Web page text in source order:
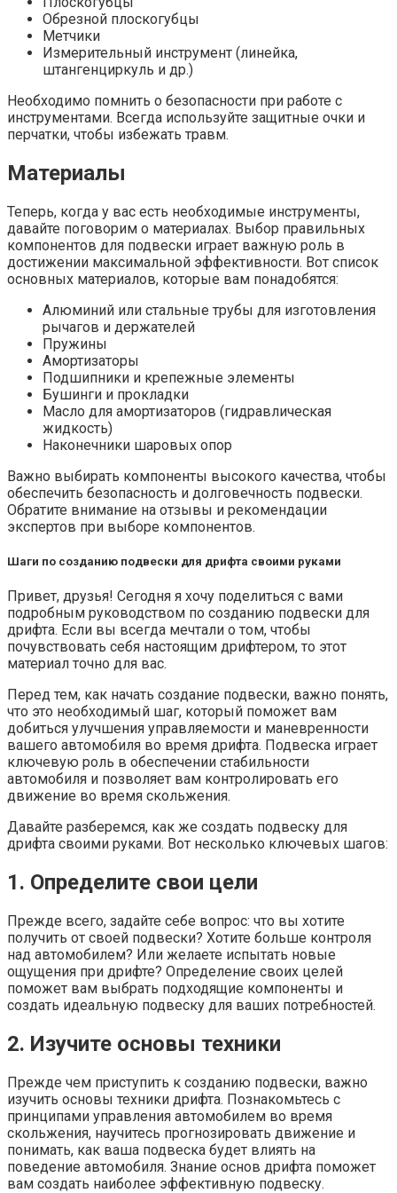
Обрезной плоскогубцы
Метчики
Измерительный инструмент (линейка,
штангенциркуль и др.)
Необходимо помнить о безопасности при работе с
инструментами. Всегда используйте защитные очки и
перчатки, чтобы избежать травм.
Материалы
Теперь, когда у вас есть необходимые инструменты,
давайте поговорим о материалах. Выбор правильных
компонентов для подвески играет важную роль в
достижении максимальной эффективности. Вот список
основных материалов, которые вам понадобятся:
Алюминий или стальные трубы для изготовления
рычагов и держателей
Пружины
Амортизаторы
Подшипники и крепежные элементы
Бушинги и прокладки
Масло для амортизаторов (гидравлическая
жидкость)
Наконечники шаровых опор
Важно выбирать компоненты высокого качества, чтобы
обеспечить безопасность и долговечность подвески.
Обратите внимание на отзывы и рекомендации
экспертов при выборе компонентов.
Шаги по созданию подвески для дрифта своими руками
Привет, друзья! Сегодня я хочу поделиться с вами
подробным руководством по созданию подвески для
дрифта. Если вы всегда мечтали о том, чтобы
почувствовать себя настоящим дрифтером, то этот
материал точно для вас.
Перед тем, как начать создание подвески, важно понять,
что это необходимый шаг, который поможет вам
добиться улучшения управляемости и маневренности
вашего автомобиля во время дрифта. Подвеска играет
ключевую роль в обеспечении стабильности
автомобиля и позволяет вам контролировать его
движение во время скольжения.
Давайте разберемся, как же создать подвеску для
дрифта своими руками. Вот несколько ключевых шагов:
1. Определите свои цели
Прежде всего, задайте себе вопрос: что вы хотите
получить от своей подвески? Хотите больше контроля
над автомобилем? Или желаете испытать новые
ощущения при дрифте? Определение своих целей
поможет вам выбрать подходящие компоненты и
создать идеальную подвеску для ваших потребностей.
2. Изучите основы техники
Прежде чем приступить к созданию подвески, важно
изучить основы техники дрифта. Познакомьтесь с
принципами управления автомобилем во время
скольжения, научитесь прогнозировать движение и
понимать, как ваша подвеска будет влиять на
поведение автомобиля. Знание основ дрифта поможет
вам создать наиболее эффективную подвеску.